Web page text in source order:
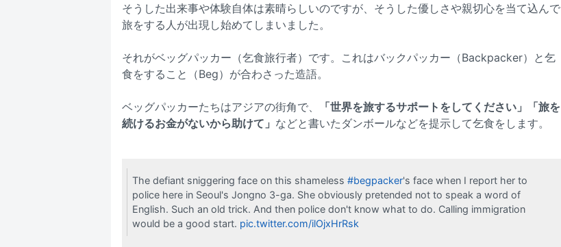
そうした出来事や体験自体は素晴らしいのですが、そうした優しさや親切心を当て込んで
旅をする人が出現し始めてしまいました。
それがベッグパッカー（乞食旅行者）です。これはバックパッカー（Backpacker）と乞
食をすること（Beg）が合わさった造語。
ベッグパッカーたちはアジアの街角で、
「世界を旅するサポートをしてください」「旅を
続けるお金がないから助けて」 などと書いたダンボールなどを提示して乞食をします。
The defiant sniggering face on this shameless#begpacker's face when I report her to
police here in Seoul's Jongno 3-ga. She obviously pretended not to speak a word of
English. Such an old trick. And then police don't know what to do. Calling immigration
would be a good start. pic.twitter.com/ilOjxHrRsk